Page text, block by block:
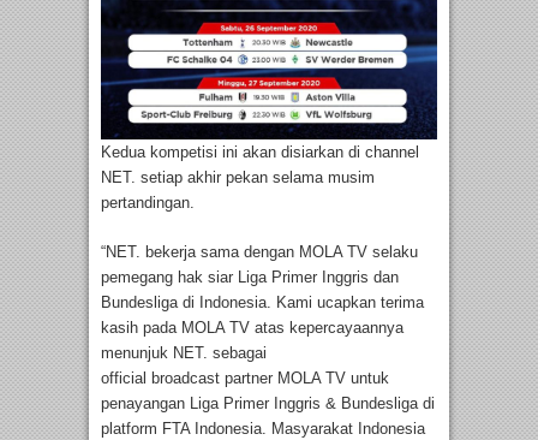
Kedua kompetisi ini akan disiarkan di channel
NET. setiap akhir pekan selama musim
pertandingan.
“NET. bekerja sama dengan MOLA TV selaku
pemegang hak siar Liga Primer Inggris dan
Bundesliga di Indonesia. Kami ucapkan terima
kasih pada MOLA TV atas kepercayaannya
menunjuk NET. sebagai
official broadcast partner MOLA TV untuk
penayangan Liga Primer Inggris & Bundesliga di
platform FTA Indonesia. Masyarakat Indonesia